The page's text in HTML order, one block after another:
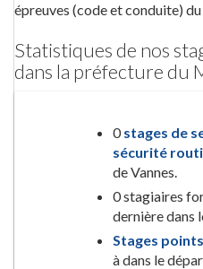
épreuves (code et conduite)
Statistiques de nos
dans la préfecture du
0stages de
sécurité
de Vannes.
0 stagiaires
dernière dans
Stages
à dans le